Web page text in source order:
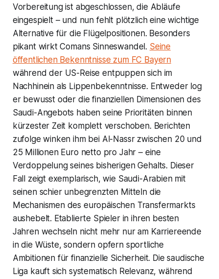
Vorbereitung ist abgeschlossen, die Abläufe
eingespielt – und nun fehlt plötzlich eine wichtige
Alternative für die Flügelpositionen. Besonders
pikant wirkt Comans Sinneswandel. Seine
öffentlichen Bekenntnisse zum FC Bayern
während der US-Reise entpuppen sich im
Nachhinein als Lippenbekenntnisse. Entweder log
er bewusst oder die finanziellen Dimensionen des
Saudi-Angebots haben seine Prioritäten binnen
kürzester Zeit komplett verschoben. Berichten
zufolge winken ihm bei Al-Nassr zwischen 20 und
25 Millionen Euro netto pro Jahr – eine
Verdoppelung seines bisherigen Gehalts. Dieser
Fall zeigt exemplarisch, wie Saudi-Arabien mit
seinen schier unbegrenzten Mitteln die
Mechanismen des europäischen Transfermarkts
aushebelt. Etablierte Spieler in ihren besten
Jahren wechseln nicht mehr nur am Karriereende
in die Wüste, sondern opfern sportliche
Ambitionen für finanzielle Sicherheit. Die saudische
Liga kauft sich systematisch Relevanz, während